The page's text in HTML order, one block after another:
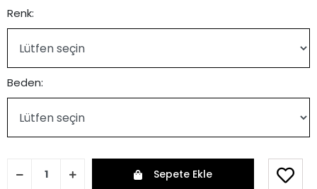
Renk:
Beden:
Sepete Ekle